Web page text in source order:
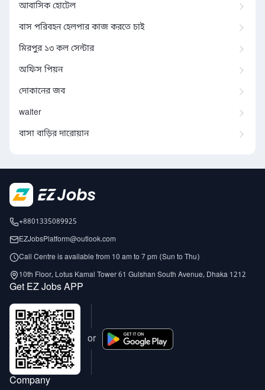
আবাসিক হোটেল
বাস পরিবহন হেলপার কাজ করতে চাই
মিরপুর ১৩ কল সেন্টার
অফিস পিয়ন
দোকানের জব
waiter
বাসা বাড়ির দারোয়ান
+8801335089925
EZJobsPlatform@outlook.com
Call Centre is available from 10 am to 7 pm (Sun to Thu)
10th Floor, Lotus Kamal Tower 61 Gulshan South Avenue, Dhaka 1212
Company
Get EZ Jobs APP
or